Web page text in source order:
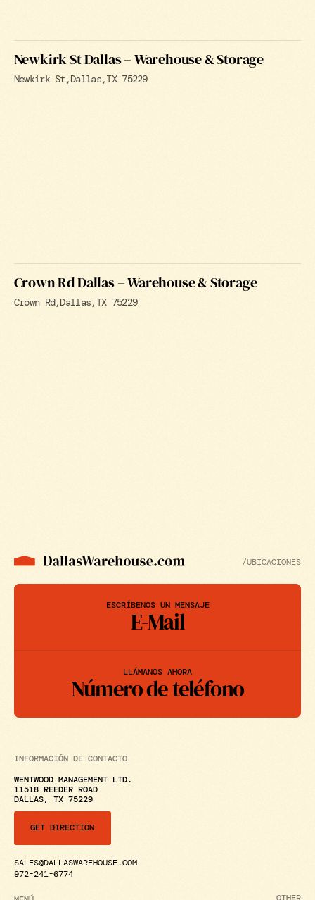
Newkirk St Dallas – Warehouse & Storage
Newkirk St Dallas TX 75229
Crown Rd Dallas – Warehouse & Storage
Crown Rd Dallas TX 75229
/UBICACIONES
ESCRÍBENOS UN MENSAJE
E-Mail
LLÁMANOS AHORA
Número de teléfono
INFORMACIÓN DE CONTACTO
WENTWOOD MANAGEMENT LTD.
11518 REEDER ROAD
DALLAS, TX 75229
GET DIRECTION
SALES@DALLASWAREHOUSE.COM
972-241-6774
OTHER